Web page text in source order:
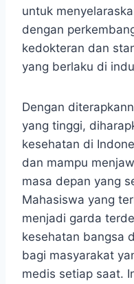
untuk
dengan
kedokteran dan
yang berlaku di
Dengan
yang tinggi,
kesehatan di
dan mampu
masa depan yang
Mahasiswa yang
menjadi garda
kesehatan bangsa
bagi masyarakat
medis setiap saat.